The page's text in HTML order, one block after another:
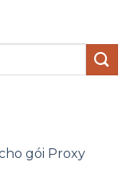
gói Proxy